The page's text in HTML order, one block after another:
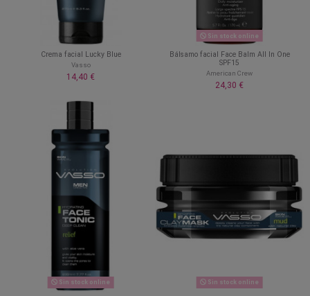
Crema facial Lucky Blue
Vasso
14,40 €
Sin stock online
Bálsamo facial Face Balm All In One
SPF15
American Crew
24,30 €
Sin stock online Sin stock online